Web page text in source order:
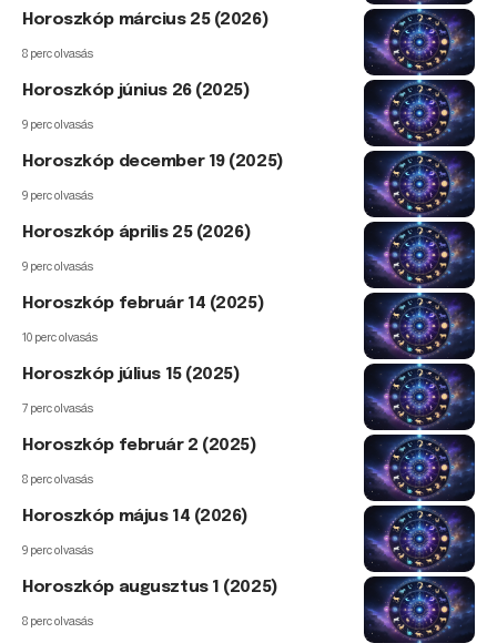
Horoszkóp március 25 (2026)
8 perc olvasás
Horoszkóp június 26 (2025)
9 perc olvasás
Horoszkóp december 19 (2025)
9 perc olvasás
Horoszkóp április 25 (2026)
9 perc olvasás
Horoszkóp február 14 (2025)
10 perc olvasás
Horoszkóp július 15 (2025)
7 perc olvasás
Horoszkóp február 2 (2025)
8 perc olvasás
Horoszkóp május 14 (2026)
9 perc olvasás
Horoszkóp augusztus 1 (2025)
8 perc olvasás